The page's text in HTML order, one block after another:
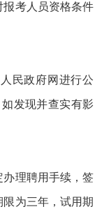
考人员资格条件
民政府网进行公
发现并查实有影
理聘用手续，签
为三年，试用期